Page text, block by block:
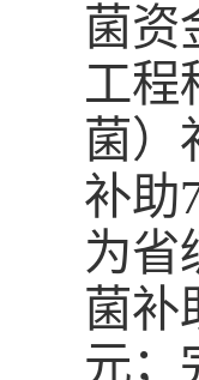
菌资
工程
菌）
补助
为省
菌补
元；